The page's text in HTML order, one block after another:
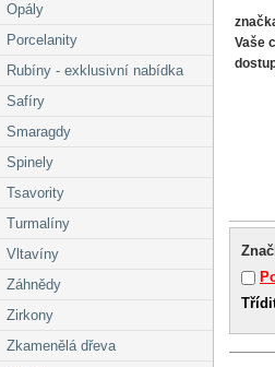
Opály
Porcelanity
Rubíny - exklusivní nabídka
Safíry
Smaragdy
Spinely
Tsavority
Turmalíny
Vltavíny
Záhnědy
Zirkony
Zkamenělá dřeva
Vaše